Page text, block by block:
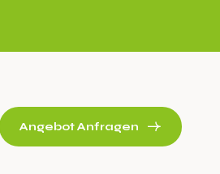
Angebot Anfragen